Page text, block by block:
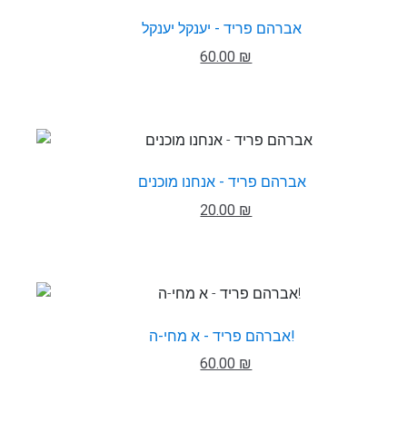
אברהם פריד - יענקל יענקל
60.00 ₪
אברהם פריד - אנחנו מוכנים
20.00 ₪
אברהם פריד - א מחי-ה!
60.00 ₪